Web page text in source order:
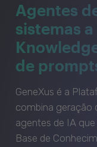
Agentes
sistemas
de
GeneXus é a
combina geração
agentes de IA
Base de